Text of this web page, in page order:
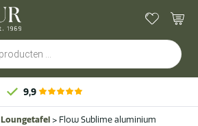
9,9
Loungetafel > Flow Sublime aluminium